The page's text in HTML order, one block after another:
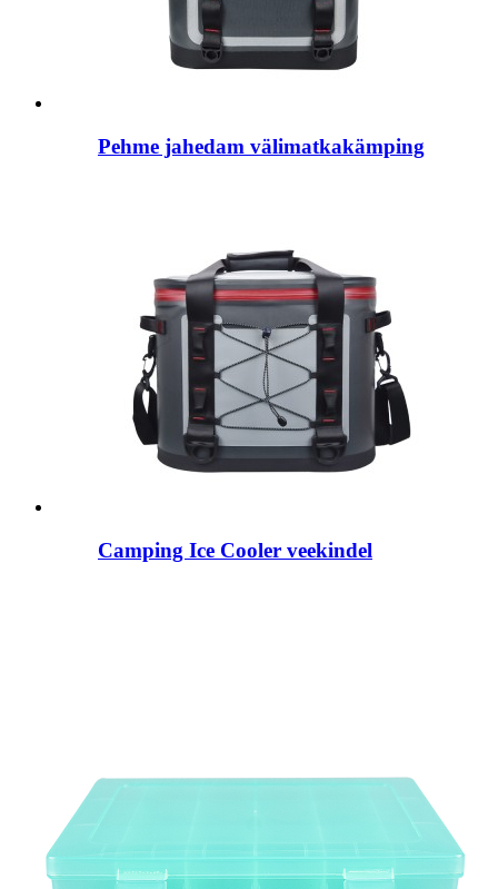
Pehme jahedam välimatkakämping
Camping Ice Cooler veekindel